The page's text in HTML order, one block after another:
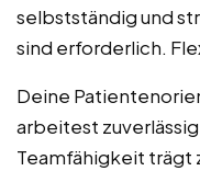
selbstständig und
sind erforderlich.
Deine
arbeitest
Teamfähigkeit trägt